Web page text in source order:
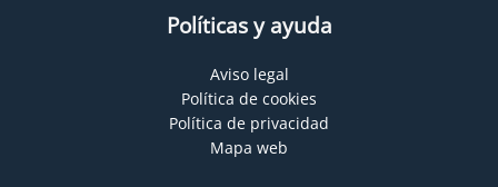
Políticas y ayuda
Aviso legal
Política de cookies
Política de privacidad
Mapa web